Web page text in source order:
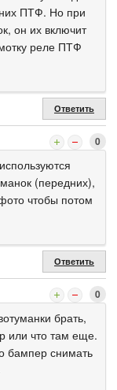
ПТФ. Но при
он их включит
реле ПТФ
Ответить
0
(передних),
чтобы потом
Ответить
0
брать,
или что там еще.
бампер снимать